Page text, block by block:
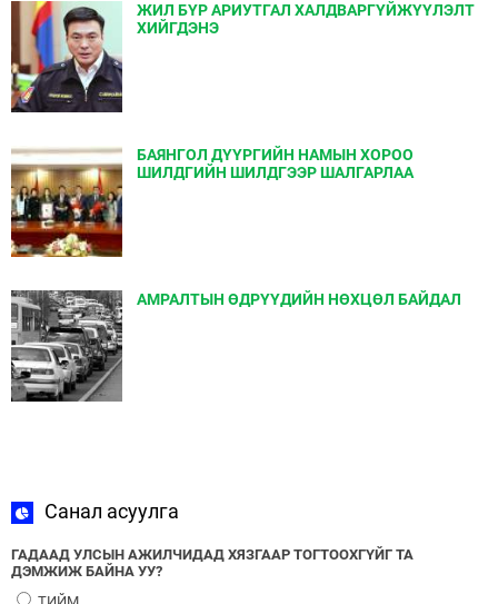
ЖИЛ БҮР АРИУТГАЛ ХАЛДВАРГҮЙЖҮҮЛЭЛТ
ХИЙГДЭНЭ
БАЯНГОЛ ДҮҮРГИЙН НАМЫН ХОРОО
ШИЛДГИЙН ШИЛДГЭЭР ШАЛГАРЛАА
АМРАЛТЫН ӨДРҮҮДИЙН НӨХЦӨЛ БАЙДАЛ
Санал асуулга
ГАДААД УЛСЫН АЖИЛЧИДАД ХЯЗГААР ТОГТООХГҮЙГ ТА
ДЭМЖИЖ БАЙНА УУ?